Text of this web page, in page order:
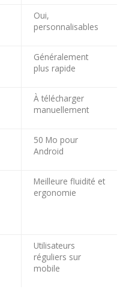
Oui,
personnalisables
Généralement
plus rapide
À télécharger
manuellement
50 Mo pour
Android
Meilleure fluidité et
ergonomie
Utilisateurs
réguliers sur
mobile